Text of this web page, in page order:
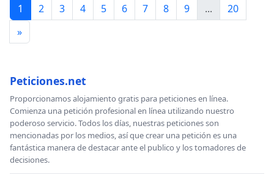
permisos especiales a detectoristas para operar en
áreas de excavación arqueológica bajo la dirección
y supervisión de un equipo profesional.
tales investigaciones y que sean responsables
directos del hallazgo de piezas relevantes serán
reconocidos en la documentación oficial del
proyecto, así como en el material divulgativo y en la
exposición de los objetos recuperados en museos,
destacando su contribución al descubrimiento.
1 2 3 4 5 6 7 8 9 ...
20
»
Peticiones.net
Proporcionamos alojamiento gratis para peticiones en línea.
Comienza una petición profesional en línea utilizando nuestro
poderoso servicio. Todos los días, nuestras peticiones son
mencionadas por los medios, así que crear una petición es una
fantástica manera de destacar ante el publico y los tomadores de
decisiones.